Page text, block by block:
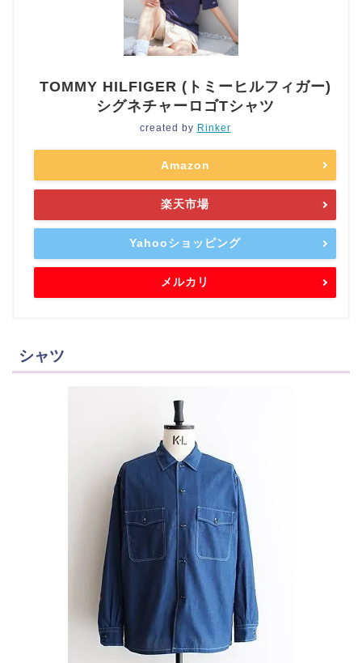
TOMMY HILFIGER (トミーヒルフィガー)
シグネチャーロゴTシャツ
created by Rinker
Amazon
楽天市場
Yahooショッピング
メルカリ
シャツ